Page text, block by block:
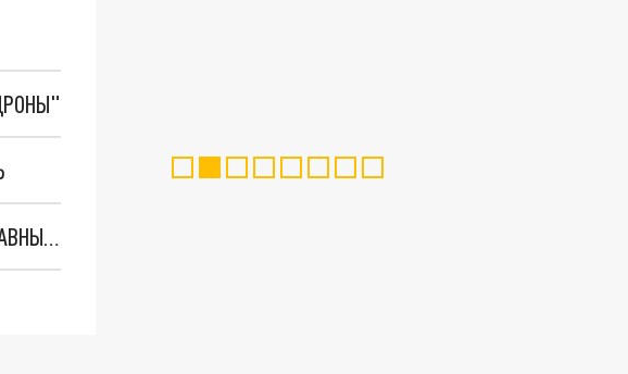
"МЫ ВАС ЗАСТАВИМ": ЖУТКИЕ ДЕТАЛИ ОХОТЫ НА ГЕНЕРАЛА. ЗЕЛЕНСКИЙ ОБЪЯСНИЛ ГЛАВНЫЙ СМЫСЛ ТЕРАКТА В ЦЕНТРЕ МОСКВЫ